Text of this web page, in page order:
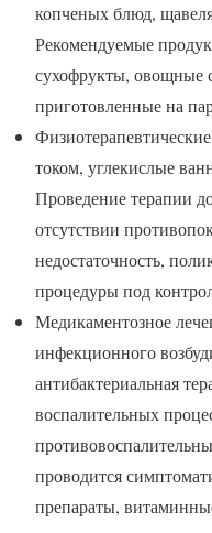
копченых блюд,
Рекомендуемые
сухофрукты, овощные
приготовленные на
током, углекислые
Проведение терапии
отсутствии
недостаточность,
процедуры под
Медикаментозное
инфекционного
антибактериальная
воспалительных
проводится
препараты,